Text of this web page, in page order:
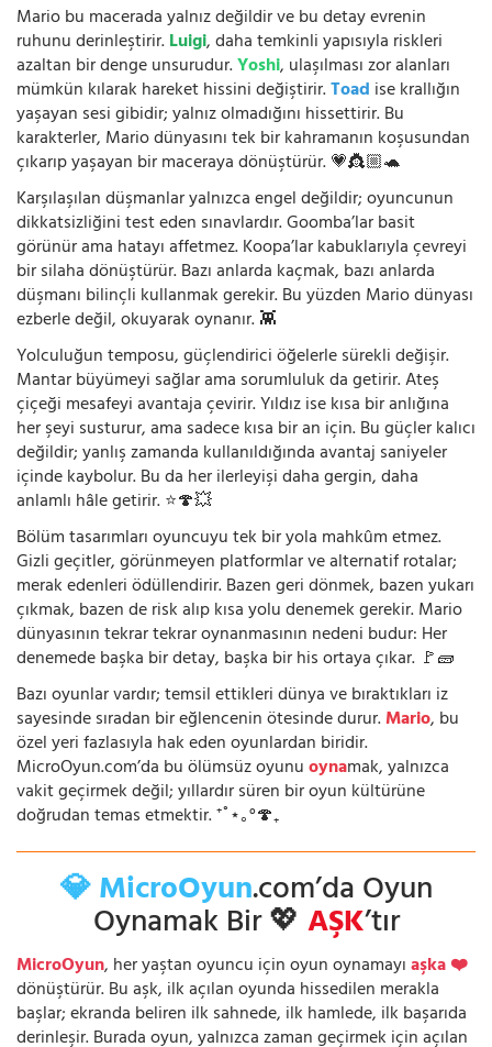
Mario bu macerada yalnız değildir ve bu detay evrenin
ruhunu derinleştirir.Luigi, daha temkinli yapısıyla riskleri
azaltan bir denge unsurudur.Yoshi, ulaşılması zor alanları
mümkün kılarak hareket hissini değiştirir.Toad ise krallığın
yaşayan sesi gibidir; yalnız olmadığını hissettirir. Bu
karakterler, Mario dünyasını tek bir kahramanın koşusundan
çıkarıp yaşayan bir maceraya dönüştürür. 💗👸🏼🐢
Karşılaşılan düşmanlar yalnızca engel değildir; oyuncunun
dikkatsizliğini test eden sınavlardır. Goomba’lar basit
görünür ama hatayı affetmez. Koopa’lar kabuklarıyla çevreyi
bir silaha dönüştürür. Bazı anlarda kaçmak, bazı anlarda
düşmanı bilinçli kullanmak gerekir. Bu yüzden Mario dünyası
ezberle değil, okuyarak oynanır. 👾
Yolculuğun temposu, güçlendirici öğelerle sürekli değişir.
Mantar büyümeyi sağlar ama sorumluluk da getirir. Ateş
çiçeği mesafeyi avantaja çevirir. Yıldız ise kısa bir anlığına
her şeyi susturur, ama sadece kısa bir an için. Bu güçler kalıcı
değildir; yanlış zamanda kullanıldığında avantaj saniyeler
içinde kaybolur. Bu da her ilerleyişi daha gergin, daha
anlamlı hâle getirir. ⭐🍄💥
Bölüm tasarımları oyuncuyu tek bir yola mahkûm etmez.
Gizli geçitler, görünmeyen platformlar ve alternatif rotalar;
merak edenleri ödüllendirir. Bazen geri dönmek, bazen yukarı
çıkmak, bazen de risk alıp kısa yolu denemek gerekir. Mario
dünyasının tekrar tekrar oynanmasının nedeni budur: Her
denemede başka bir detay, başka bir his ortaya çıkar. 🚩🧱
Bazı oyunlar vardır; temsil ettikleri dünya ve bıraktıkları iz
sayesinde sıradan bir eğlencenin ötesinde durur.Mario, bu
özel yeri fazlasıyla hak eden oyunlardan biridir.
MicroOyun.com’da bu ölümsüz oyunuoynamak, yalnızca
vakit geçirmek değil; yıllardır süren bir oyun kültürüne
doğrudan temas etmektir. ⁺˚⋆｡°🍄₊
💎 MicroOyun.com’da Oyun
Oynamak Bir 💖AŞK’tır
MicroOyun, her yaştan oyuncu için oyun oynamayıaşka ❤️
dönüştürür. Bu aşk, ilk açılan oyunda hissedilen merakla
başlar; ekranda beliren ilk sahnede, ilk hamlede, ilk başarıda
derinleşir. Burada oyun, yalnızca zaman geçirmek için açılan